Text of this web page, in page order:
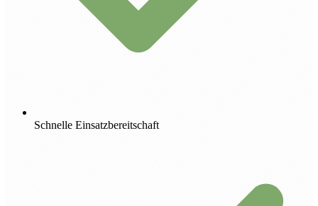
Schnelle Einsatzbereitschaft